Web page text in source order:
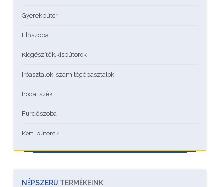
Gyerekbútor
Előszoba
Kiegészítők,kisbútorok
Iróasztalok, számítógépasztalok
Irodai szék
Fürdőszoba
Kerti bútorok
NÉPSZERŰ TERMÉKEINK